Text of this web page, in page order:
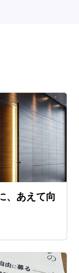
、あえて向